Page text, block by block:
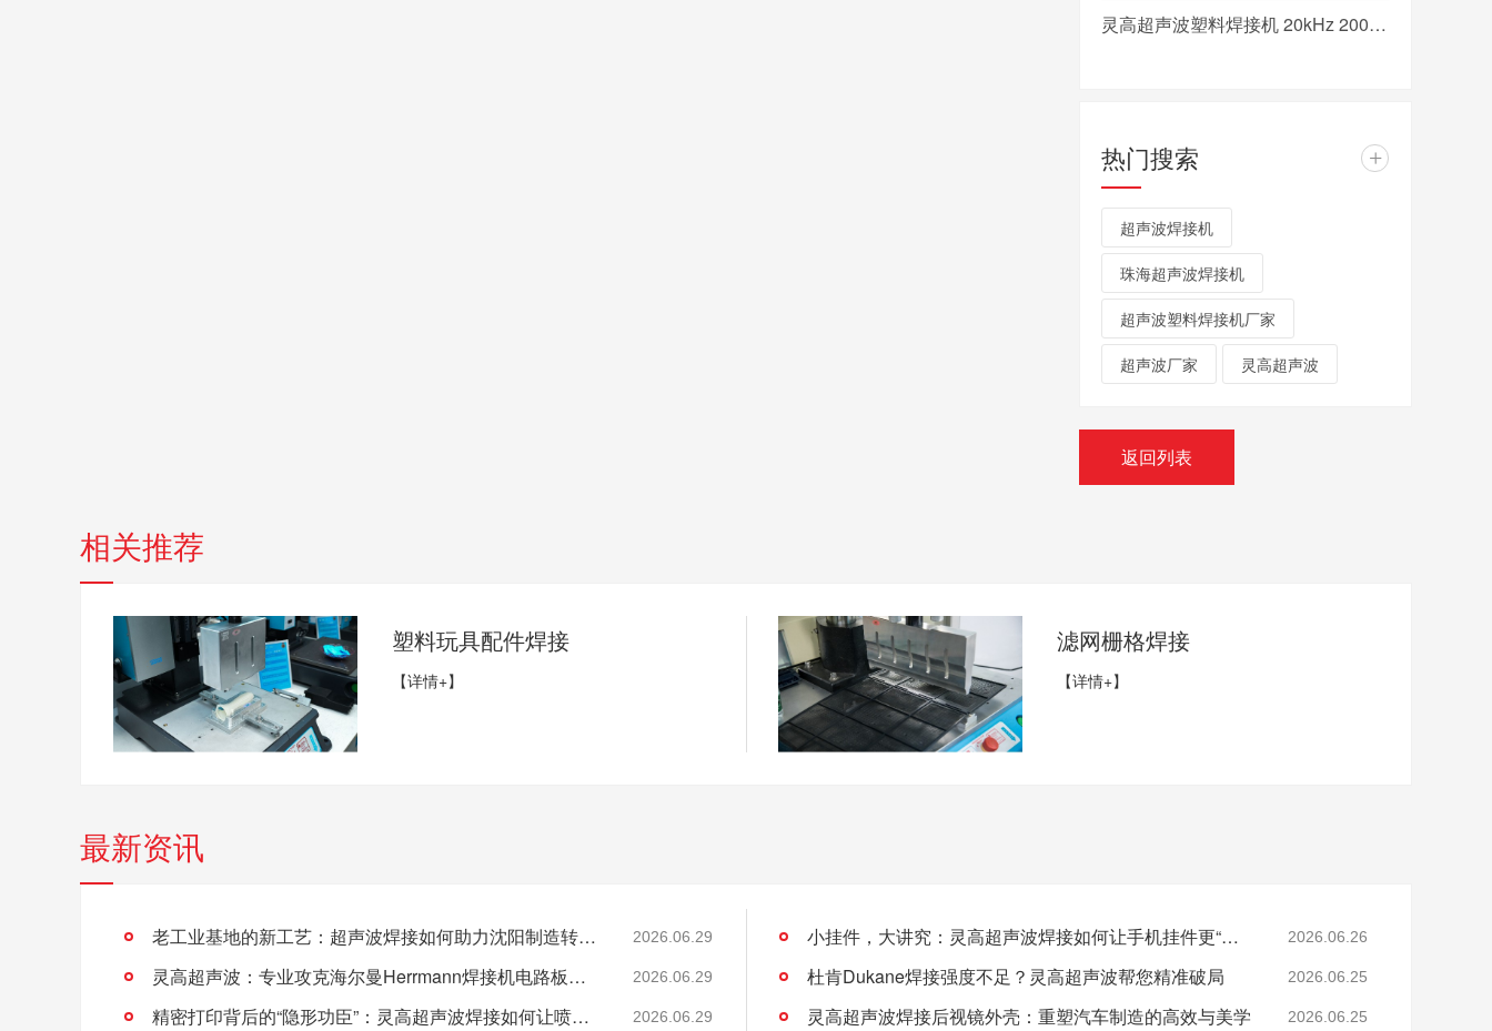
灵高超声波塑料焊接机 20kHz 2000/3000W K3000 Pro
热门搜索 +
超声波焊接机
珠海超声波焊接机
超声波塑料焊接机厂家
超声波厂家 灵高超声波
返回列表
相关推荐
塑料玩具配件焊接
【详情+】
滤网栅格焊接
【详情+】
最新资讯
老工业基地的新工艺：超声波焊接如何助力沈阳制造转型？ 2026.06.29
灵高超声波：专业攻克海尔曼Herrmann焊接机电路板短路难题 2026.06.29
精密打印背后的“隐形功臣”：灵高超声波焊接如何让喷墨头支架更可靠？ 2026.06.29
小挂件，大讲究：灵高超声波焊接如何让手机挂件更“抗造”？ 2026.06.26
杜肯Dukane焊接强度不足？灵高超声波帮您精准破局 2026.06.25
灵高超声波焊接后视镜外壳：重塑汽车制造的高效与美学 2026.06.25